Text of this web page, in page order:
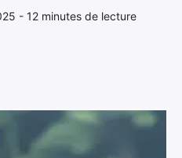
- 12 minutes de lecture